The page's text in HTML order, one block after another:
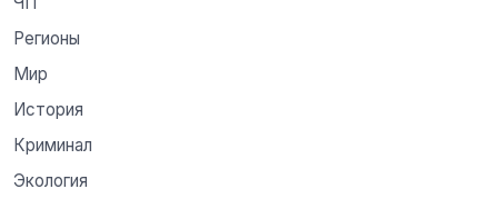
Регионы
Мир
История
Криминал
Экология